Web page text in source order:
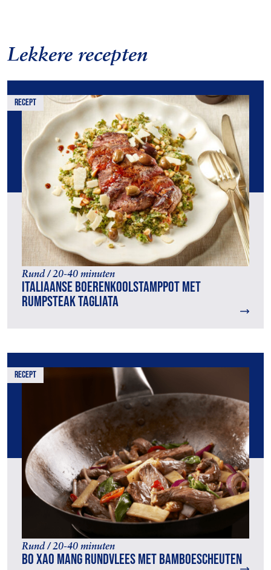
Lekkere recepten
recept
Rund / 20-40 minuten
Italiaanse boerenkoolstamppot met
rumpsteak tagliata
recept
Rund / 20-40 minuten
Bo Xao Mang rundvlees met bamboescheuten